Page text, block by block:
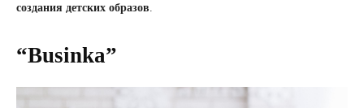
создания детских образов.
“Businka”